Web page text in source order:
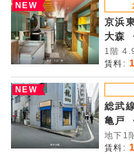
NEW
京浜
1
賃料:
NEW
総武
賃料: